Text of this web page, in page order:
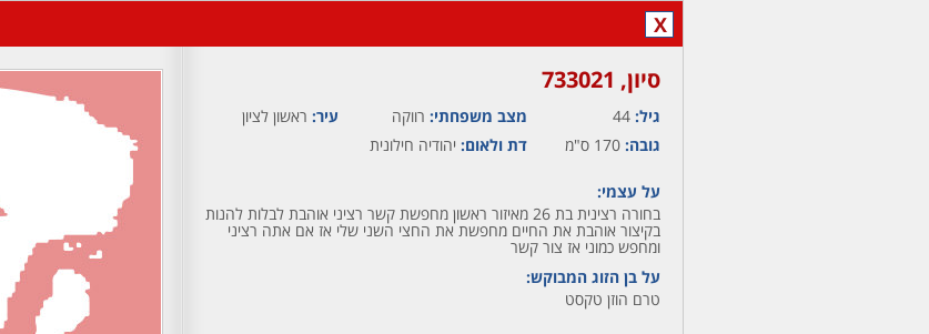
X
סיון,‏ 733021
גיל: 44 מצב משפחתי: רווקה עיר: ראשון לציון
גובה: 170 ס"מ דת ולאום: יהודיה חילונית
על עצמי:
בחורה רצינית בת 26 מאיזור ראשון מחפשת קשר רציני אוהבת לבלות להנות
בקיצור אוהבת את החיים מחפשת את החצי השני שלי אז אם אתה רציני
ומחפש כמוני אז צור קשר
על בן הזוג המבוקש:
טרם הוזן טקסט